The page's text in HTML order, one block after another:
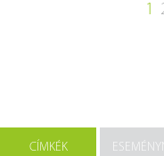
1
CÍMKÉK